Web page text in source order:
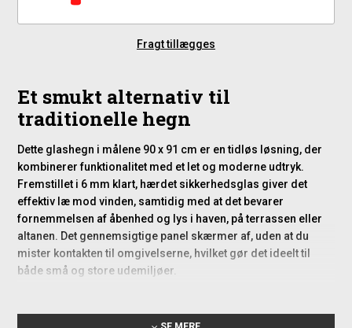
Fragt tillægges
Et smukt alternativ til
traditionelle hegn
Dette glashegn i målene 90 x 91 cm er en tidløs løsning, der
kombinerer funktionalitet med et let og moderne udtryk.
Fremstillet i 6 mm klart, hærdet sikkerhedsglas giver det
effektiv læ mod vinden, samtidig med at det bevarer
fornemmelsen af åbenhed og lys i haven, på terrassen eller
altanen. Det gennemsigtige panel skærmer af, uden at du
mister kontakten til omgivelserne, hvilket gør det ideelt til
både små og store udemiljøer.
Kvalitet og sikkerhed i fokus